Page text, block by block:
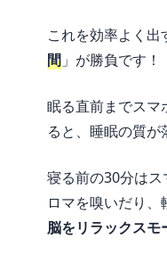
これを効率よく出
間」が勝負です！
眠る直前までスマ
ると、睡眠の質が
寝る前の30分は
ロマを嗅いだり
脳をリラックスモ